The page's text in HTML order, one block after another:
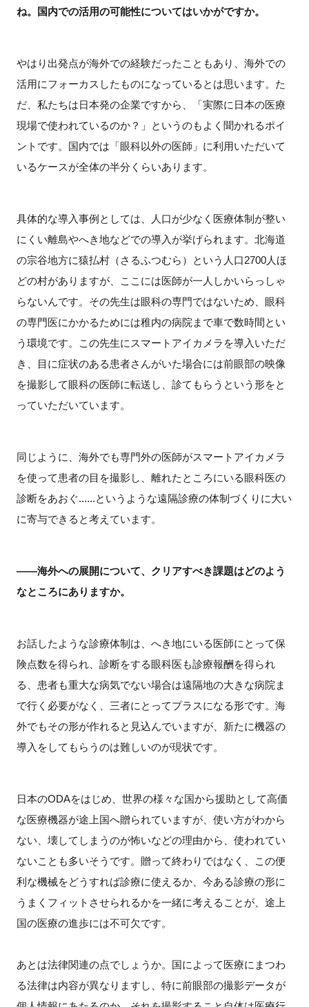
ね。国内での活用の可能性についてはいかがですか。
やはり出発点が海外での経験だったこともあり、海外での
活用にフォーカスしたものになっているとは思います。た
だ、私たちは日本発の企業ですから、「実際に日本の医療
現場で使われているのか？」というのもよく聞かれるポイ
ントです。国内では「眼科以外の医師」に利用いただいて
いるケースが全体の半分くらいあります。
具体的な導入事例としては、人口が少なく医療体制が整い
にくい離島やへき地などでの導入が挙げられます。北海道
の宗谷地方に猿払村（さるふつむら）という人口2700人ほ
どの村がありますが、ここには医師が一人しかいらっしゃ
らないんです。その先生は眼科の専門ではないため、眼科
の専門医にかかるためには稚内の病院まで車で数時間とい
う環境です。この先生にスマートアイカメラを導入いただ
き、目に症状のある患者さんがいた場合には前眼部の映像
を撮影して眼科の医師に転送し、診てもらうという形をと
っていただいています。
同じように、海外でも専門外の医師がスマートアイカメラ
を使って患者の目を撮影し、離れたところにいる眼科医の
診断をあおぐ......というような遠隔診療の体制づくりに大い
に寄与できると考えています。
――海外への展開について、クリアすべき課題はどのよう
なところにありますか。
お話したような診療体制は、へき地にいる医師にとって保
険点数を得られ、診断をする眼科医も診療報酬を得られ
る、患者も重大な病気でない場合は遠隔地の大きな病院ま
で行く必要がなく、三者にとってプラスになる形です。海
外でもその形が作れると見込んでいますが、新たに機器の
導入をしてもらうのは難しいのが現状です。
日本のODAをはじめ、世界の様々な国から援助として高価
な医療機器が途上国へ贈られていますが、使い方がわから
ない、壊してしまうのが怖いなどの理由から、使われてい
ないことも多いそうです。贈って終わりではなく、この便
利な機械をどうすれば診療に使えるか、今ある診療の形に
うまくフィットさせられるかを一緒に考えることが、途上
国の医療の進歩には不可欠です。
あとは法律関連の点でしょうか。国によって医療にまつわ
る法律は内容が異なりますし、特に前眼部の撮影データが